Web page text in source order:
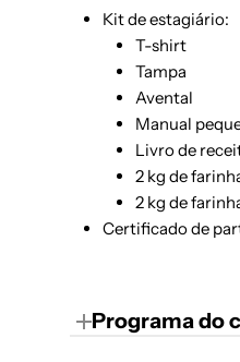
Kit de estagiário:
T-shirt
Tampa
Avental
Manual
Livro de
2 kg de
2 kg de
Certificado de
Programa do